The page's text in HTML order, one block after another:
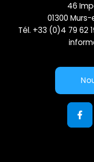
46
01300
Tél. +33 (0)4 79 62